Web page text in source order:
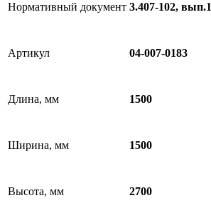
Нормативный документ 3.407-102, вып.1
Артикул 04-007-0183
Длина, мм 1500
Ширина, мм 1500
Высота, мм 2700